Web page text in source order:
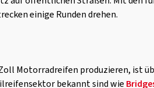
einige Runden drehen.
Motorradreifen produzieren, ist
bekannt sind wie